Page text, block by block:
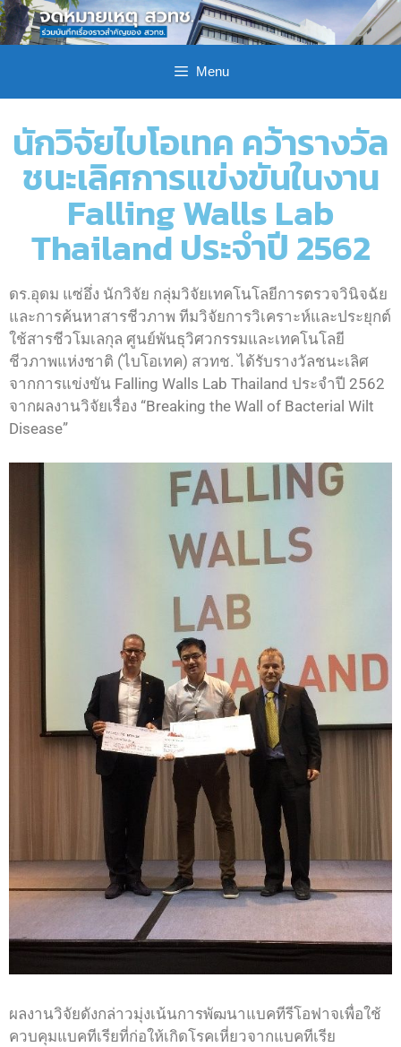
Menu
นักวิจัยไบโอเทค คว้ารางวัล
ชนะเลิศการแข่งขันในงาน
Falling Walls Lab
Thailand ประจำปี 2562
ดร.อุดม แซ่อึ่ง นักวิจัย กลุ่มวิจัยเทคโนโลยีการตรวจวินิจฉัย
และการค้นหาสารชีวภาพ ทีมวิจัยการวิเคราะห์และประยุกต์
ใช้สารชีวโมเลกุล ศูนย์พันธุวิศวกรรมและเทคโนโลยี
ชีวภาพแห่งชาติ (ไบโอเทค) สวทช. ได้รับรางวัลชนะเลิศ
จากการแข่งขัน Falling Walls Lab Thailand ประจำปี 2562
จากผลงานวิจัยเรื่อง “Breaking the Wall of Bacterial Wilt
Disease”
ผลงานวิจัยดังกล่าวมุ่งเน้นการพัฒนาแบคทีรีโอฟาจเพื่อใช้
ควบคุมแบคทีเรียที่ก่อให้เกิดโรคเหี่ยวจากแบคทีเรีย